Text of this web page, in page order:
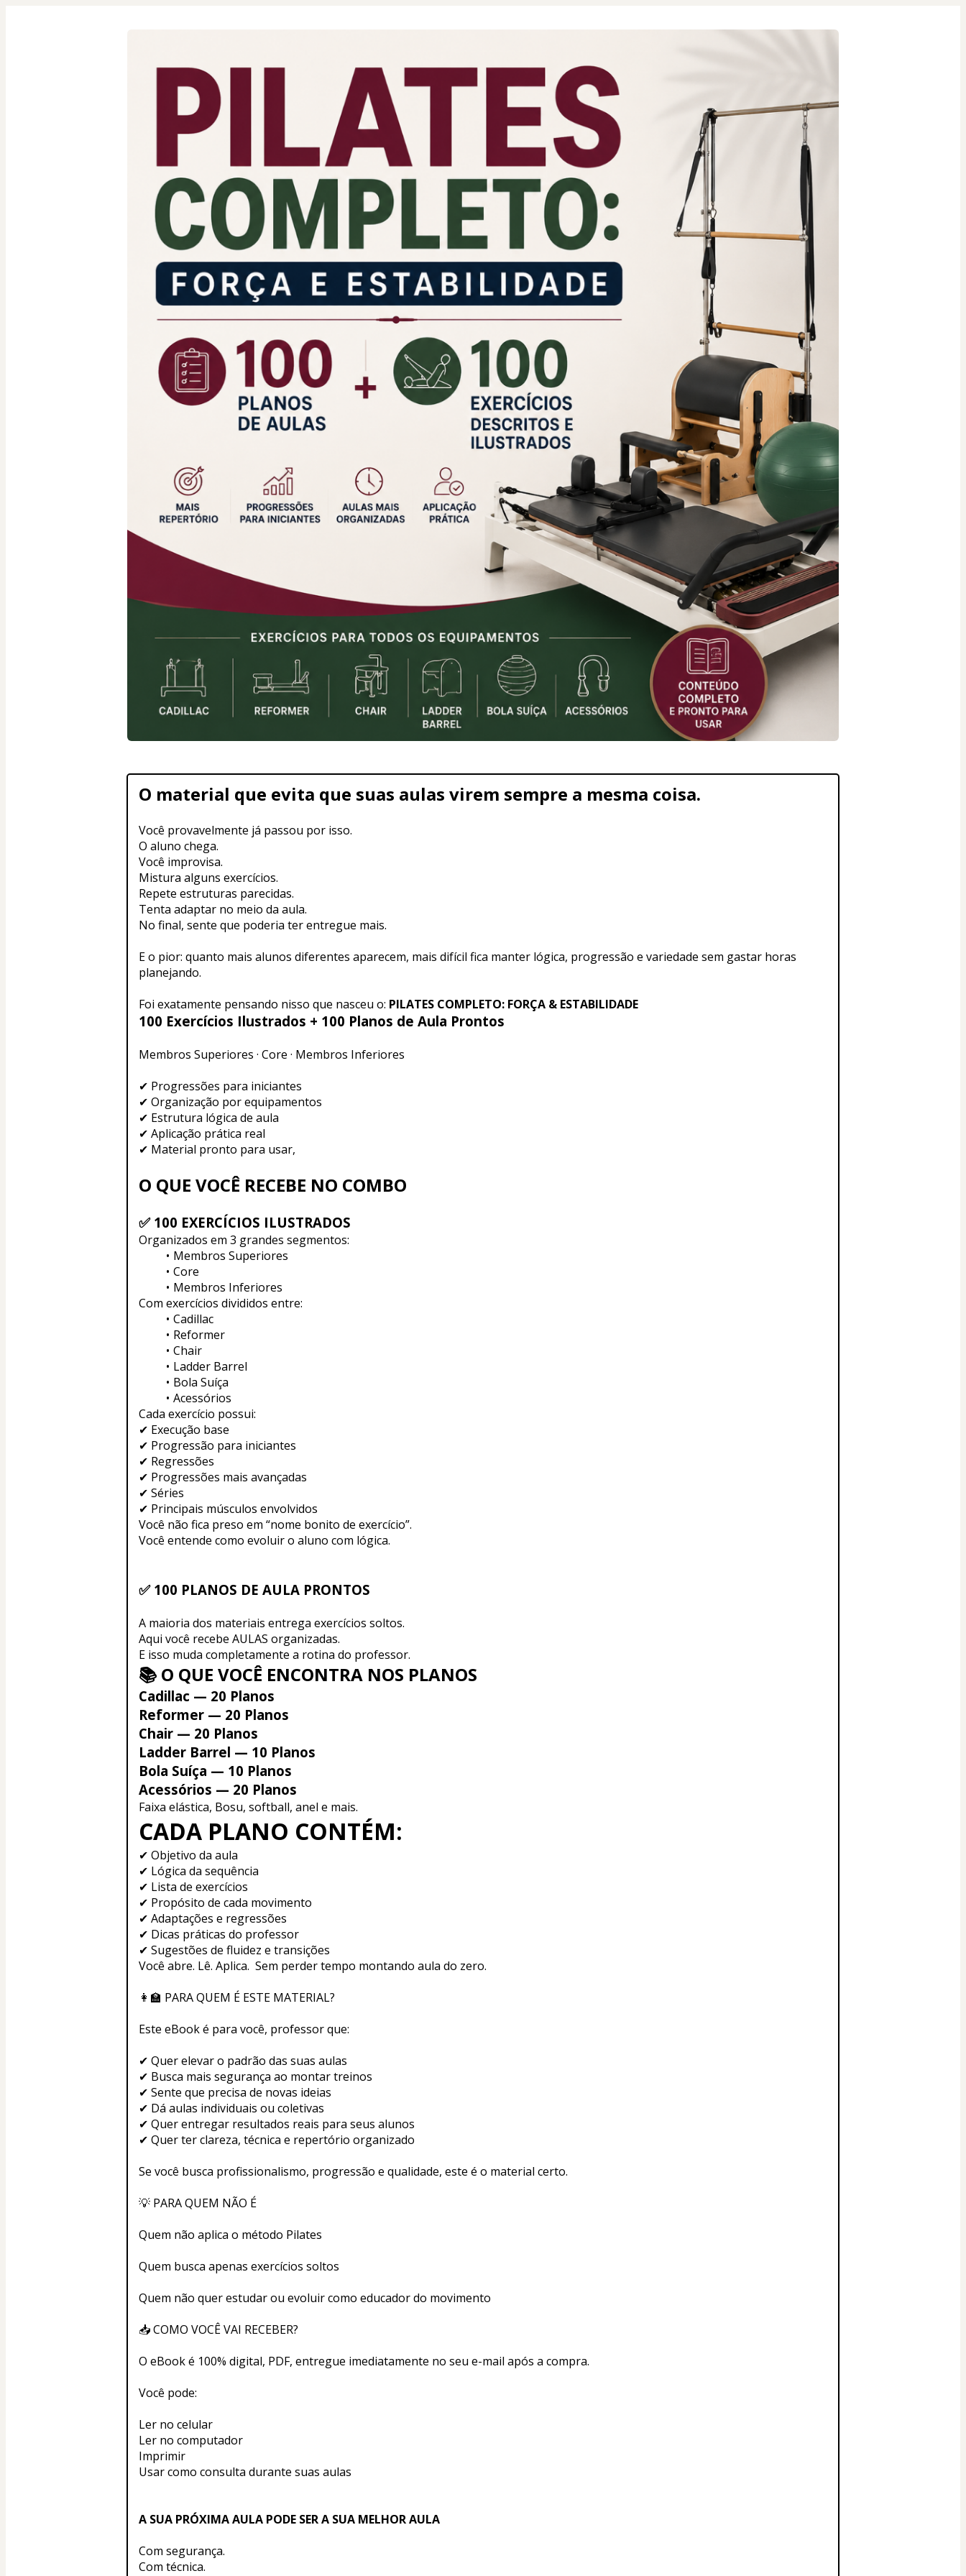
O material que evita que suas aulas virem sempre a mesma coisa.
Você provavelmente já passou por isso.
O aluno chega.
Você improvisa.
Mistura alguns exercícios.
Repete estruturas parecidas.
Tenta adaptar no meio da aula.
No final, sente que poderia ter entregue mais.
E o pior: quanto mais alunos diferentes aparecem, mais difícil fica manter lógica, progressão e variedade sem gastar horas
planejando.
Foi exatamente pensando nisso que nasceu o: PILATES COMPLETO: FORÇA & ESTABILIDADE
100 Exercícios Ilustrados + 100 Planos de Aula Prontos
Membros Superiores · Core · Membros Inferiores
✔ Progressões para iniciantes
✔ Organização por equipamentos
✔ Estrutura lógica de aula
✔ Aplicação prática real
✔ Material pronto para usar,
O QUE VOCÊ RECEBE NO COMBO
✅ 100 EXERCÍCIOS ILUSTRADOS
Organizados em 3 grandes segmentos:
Membros Superiores
Core
Membros Inferiores
Com exercícios divididos entre:
Cadillac
Reformer
Chair
Ladder Barrel
Bola Suíça
Acessórios
Cada exercício possui:
✔ Execução base
✔ Progressão para iniciantes
✔ Regressões
✔ Progressões mais avançadas
✔ Séries
✔ Principais músculos envolvidos
Você não fica preso em “nome bonito de exercício”.
Você entende como evoluir o aluno com lógica.
✅ 100 PLANOS DE AULA PRONTOS
A maioria dos materiais entrega exercícios soltos.
Aqui você recebe AULAS organizadas.
E isso muda completamente a rotina do professor.
📚 O QUE VOCÊ ENCONTRA NOS PLANOS
Cadillac — 20 Planos
Reformer — 20 Planos
Chair — 20 Planos
Ladder Barrel — 10 Planos
Bola Suíça — 10 Planos
Acessórios — 20 Planos
Faixa elástica, Bosu, softball, anel e mais.
CADA PLANO CONTÉM:
✔ Objetivo da aula
✔ Lógica da sequência
✔ Lista de exercícios
✔ Propósito de cada movimento
✔ Adaptações e regressões
✔ Dicas práticas do professor
✔ Sugestões de fluidez e transições
Você abre. Lê. Aplica.  Sem perder tempo montando aula do zero.
👩‍🏫 PARA QUEM É ESTE MATERIAL?
Este eBook é para você, professor que:
✔ Quer elevar o padrão das suas aulas
✔ Busca mais segurança ao montar treinos
✔ Sente que precisa de novas ideias
✔ Dá aulas individuais ou coletivas
✔ Quer entregar resultados reais para seus alunos
✔ Quer ter clareza, técnica e repertório organizado
Se você busca profissionalismo, progressão e qualidade, este é o material certo.
💡 PARA QUEM NÃO É
Quem não aplica o método Pilates
Quem busca apenas exercícios soltos
Quem não quer estudar ou evoluir como educador do movimento
📥 COMO VOCÊ VAI RECEBER?
O eBook é 100% digital, PDF, entregue imediatamente no seu e-mail após a compra.
Você pode:
Ler no celular
Ler no computador
Imprimir
Usar como consulta durante suas aulas
A SUA PRÓXIMA AULA PODE SER A SUA MELHOR AULA
Com segurança.
Com técnica.